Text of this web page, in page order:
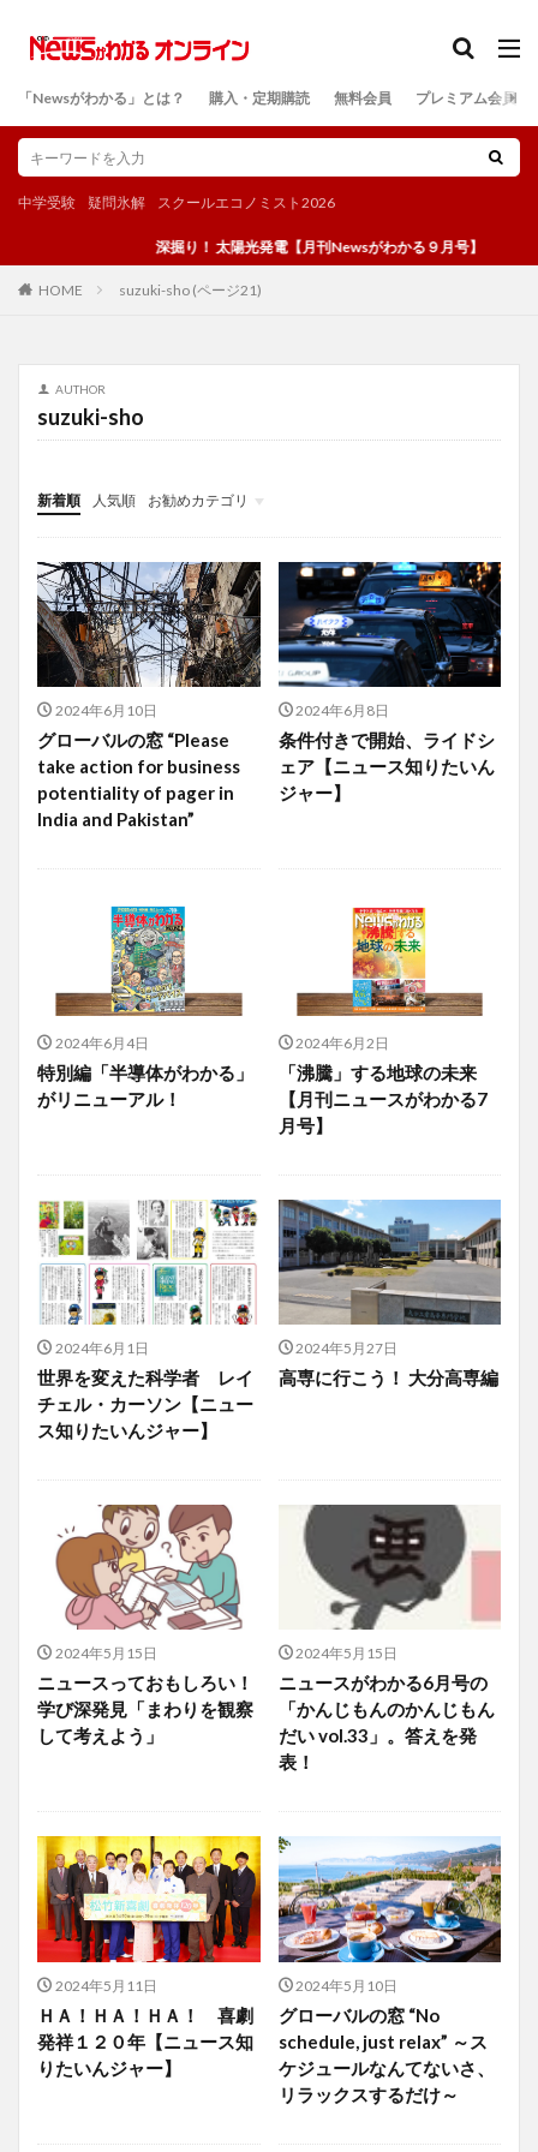
「Newsがわかる」とは？ 購入・定期購読 無料会員 プレミアム会員
中学受験 疑問氷解 スクールエコノミスト2026
深掘り！ 太陽光発電【月刊Newsがわかる９月号】
HOME suzuki-sho (ページ21)
AUTHOR
suzuki-sho
新着順 人気順
お勧めカテゴリ
投稿
学び
マンガ
電子書籍
2024年6月10日
グローバルの窓 “Please
take action for business
potentiality of pager in
India and Pakistan”
2024年6月8日
条件付きで開始、ライドシ
ェア【ニュース知りたいん
ジャー】
2024年6月4日
特別編「半導体がわかる」
がリニューアル！
2024年6月2日
「沸騰」する地球の未来
【月刊ニュースがわかる7
月号】
2024年6月1日
世界を変えた科学者 レイ
チェル・カーソン【ニュー
ス知りたいんジャー】
2024年5月27日
高専に行こう！ 大分高専編
2024年5月15日
ニュースっておもしろい！
学び深発見「まわりを観察
して考えよう」
2024年5月15日
ニュースがわかる6月号の
「かんじもんのかんじもん
だい vol.33」。答えを発
表！
2024年5月11日
ＨＡ！ＨＡ！ＨＡ！ 喜劇
発祥１２０年【ニュース知
りたいんジャー】
2024年5月10日
グローバルの窓 “No
schedule, just relax” ～ス
ケジュールなんてないさ、
リラックスするだけ～
検索